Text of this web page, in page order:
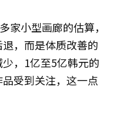
家小型画廊的估算，
，而是体质改善的
，1亿至5亿韩元的
受到关注，这一点